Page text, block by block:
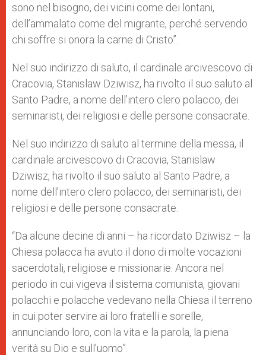
sono nel bisogno, dei vicini come dei lontani,
dell’ammalato come del migrante, perché servendo
chi soffre si onora la carne di Cristo”.
Nel suo indirizzo di saluto, il cardinale arcivescovo di
Cracovia, Stanislaw Dziwisz, ha rivolto il suo saluto al
Santo Padre, a nome dell’intero clero polacco, dei
seminaristi, dei religiosi e delle persone consacrate.
Nel suo indirizzo di saluto al termine della messa, il
cardinale arcivescovo di Cracovia, Stanislaw
Dziwisz, ha rivolto il suo saluto al Santo Padre, a
nome dell’intero clero polacco, dei seminaristi, dei
religiosi e delle persone consacrate.
“Da alcune decine di anni – ha ricordato Dziwisz – la
Chiesa polacca ha avuto il dono di molte vocazioni
sacerdotali, religiose e missionarie. Ancora nel
periodo in cui vigeva il sistema comunista, giovani
polacchi e polacche vedevano nella Chiesa il terreno
in cui poter servire ai loro fratelli e sorelle,
annunciando loro, con la vita e la parola, la piena
verità su Dio e sull’uomo”.